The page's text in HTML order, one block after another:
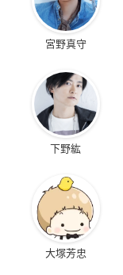
宮野真守
下野紘
大塚芳忠